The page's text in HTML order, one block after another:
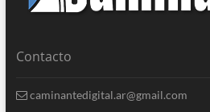
Contacto
caminantedigital.ar@gmail.com